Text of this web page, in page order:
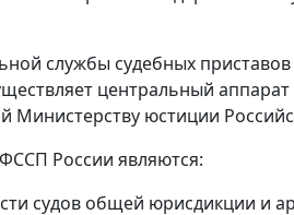
службы судебных
центральный
Министерству юстиции
России являются:
судов общей юрисдикции и